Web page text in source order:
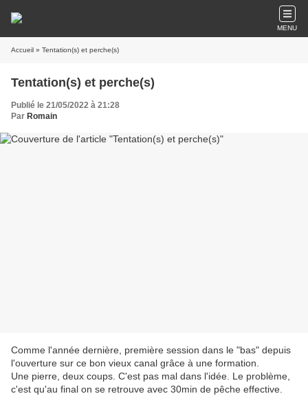
MENU
Accueil » Tentation(s) et perche(s)
Tentation(s) et perche(s)
Publié le 21/05/2022 à 21:28
Par Romain
Comme l'année dernière, première session dans le "bas" depuis
l'ouverture sur ce bon vieux canal grâce à une formation.
Une pierre, deux coups. C'est pas mal dans l'idée. Le problème,
c'est qu'au final on se retrouve avec 30min de pêche effective.